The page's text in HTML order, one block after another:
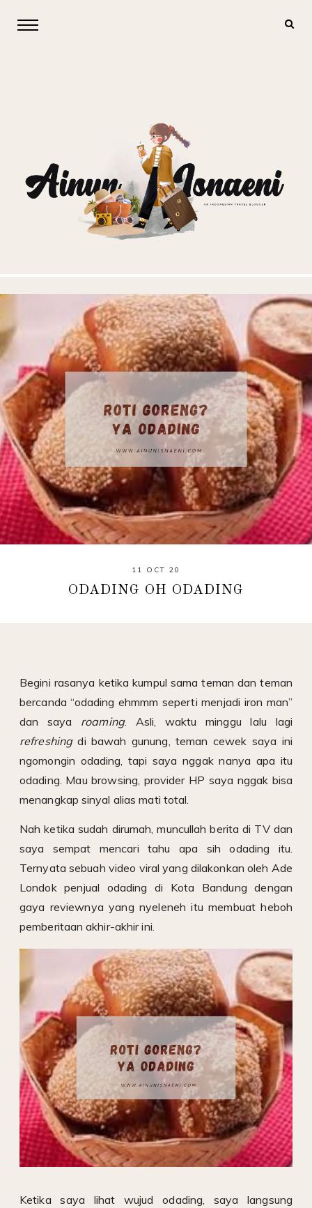
11 OCT 20
ODADING OH ODADING
Begini rasanya ketika kumpul sama teman dan teman
bercanda “odading ehmmm seperti menjadi iron man”
dan saya roaming. Asli, waktu minggu lalu lagi
refreshingdi bawah gunung, teman cewek saya ini
ngomongin odading, tapi saya nggak nanya apa itu
odading. Mau browsing, provider HP saya nggak bisa
menangkap sinyal alias mati total.
Nah ketika sudah dirumah, muncullah berita di TV dan
saya sempat mencari tahu apa sih odading itu.
Ternyata sebuah video viral yang dilakonkan oleh Ade
Londok penjual odading di Kota Bandung dengan
gaya reviewnya yang nyeleneh itu membuat heboh
pemberitaan akhir-akhir ini.
Ketika saya lihat wujud odading, saya langsung